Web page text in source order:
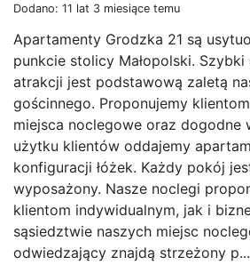
Dodano: 11 lat 3 miesiące temu
Apartamenty Grodzka 21 są
punkcie stolicy Małopolski.
atrakcji jest podstawową zaletą
gościnnego. Proponujemy
miejsca noclegowe oraz dogodne
użytku klientów oddajemy
konfiguracji łóżek. Każdy pokój
wyposażony. Nasze noclegi
klientom indywidualnym, jak i
sąsiedztwie naszych miejsc
odwiedzający znajdą strzeżony p...